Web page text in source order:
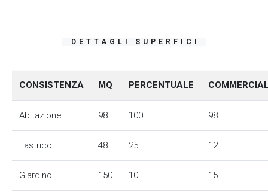
DETTAGLI SUPERFICI
CONSISTENZA MQ PERCENTUALE
Abitazione 98 100 98
Lastrico 48 25 12
Giardino 150 10 15